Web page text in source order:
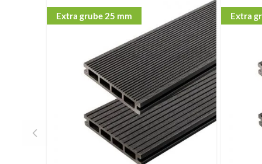
Extra grube 25 mm Extra